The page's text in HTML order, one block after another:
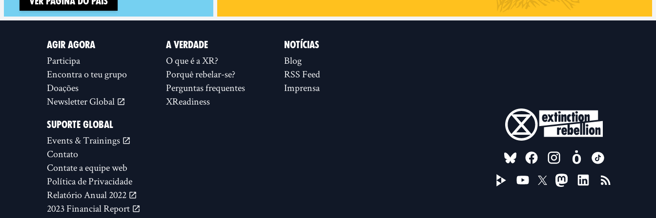
AGIR AGORA
Participa
Encontra o teu grupo
Doações
Newsletter Global
A VERDADE
O que é a XR?
Porquê rebelar-se?
Perguntas frequentes
XReadiness
NOTÍCIAS
Blog
RSS Feed
Imprensa
SUPORTE GLOBAL
Events & Trainings
Contato
Contate a equipe web
Política de Privacidade
Relatório Anual 2022
2023 Financial Report
FOLLOW US ON